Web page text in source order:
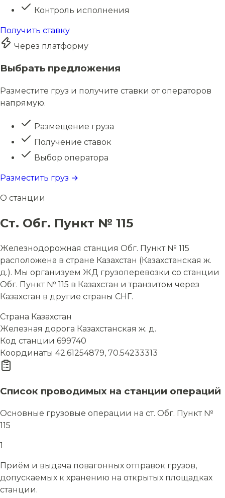
Контроль исполнения
Получить ставку
Через платформу
Выбрать предложения
Разместите груз и получите ставки от операторов
напрямую.
Размещение груза
Получение ставок
Выбор оператора
Разместить груз →
О станции
Ст. Обг. Пункт № 115
Железнодорожная станция Обг. Пункт № 115
расположена в стране Казахстан (Казахстанская ж.
д.). Мы организуем ЖД грузоперевозки со станции
Обг. Пункт № 115 в Казахстан и транзитом через
Казахстан в другие страны СНГ.
Страна Казахстан
Железная дорога Казахстанская ж. д.
Код станции 699740
Координаты 42.61254879, 70.54233313
Список проводимых на станции операций
Основные грузовые операции на ст. Обг. Пункт №
115
1
Приём и выдача повагонных отправок грузов,
допускаемых к хранению на открытых площадках
станции.